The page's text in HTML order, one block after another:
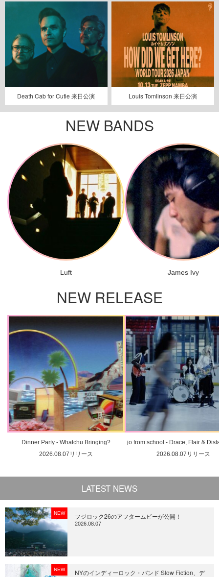
Death Cab for Cutie 来日公演 Louis Tomlinson 来日公演
NEW BANDS
Luft James Ivy
NEW RELEASE
Dinner Party - Whatchu Bringing?
2026.08.07リリース
jo from school - Drace, Flair &
2026.08.07リリース
LATEST NEWS
NEW フジロック26のアフタームビーが公開！
2026.08.07
NEW
NYのインディーロック・バンド Slow Fiction、デ